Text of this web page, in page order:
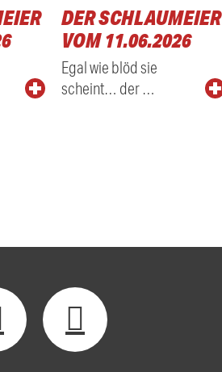
DER SCHLAUMEIER
VOM 11.06.2026
Egal wie blöd sie
scheint… der …